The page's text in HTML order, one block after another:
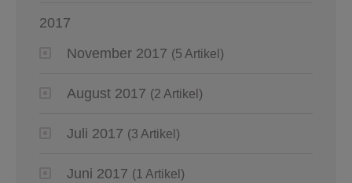
2017
November 2017 (5 Artikel)
August 2017 (2 Artikel)
Juli 2017 (3 Artikel)
Juni 2017 (1 Artikel)